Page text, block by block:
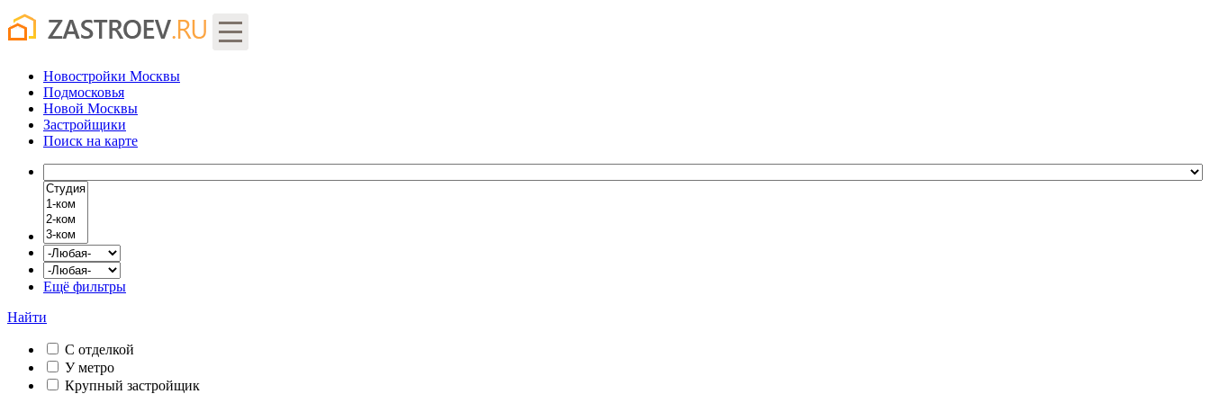
Новостройки Москвы
Подмосковья
Новой Москвы
Застройщики
Поиск на карте
Ещё фильтры
Найти
С отделкой
У метро
Крупный застройщик